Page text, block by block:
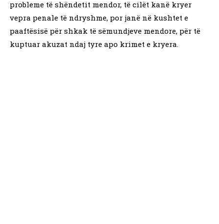
probleme të shëndetit mendor, të cilët kanë kryer
vepra penale të ndryshme, por janë në kushtet e
paaftësisë për shkak të sëmundjeve mendore, për të
kuptuar akuzat ndaj tyre apo krimet e kryera.